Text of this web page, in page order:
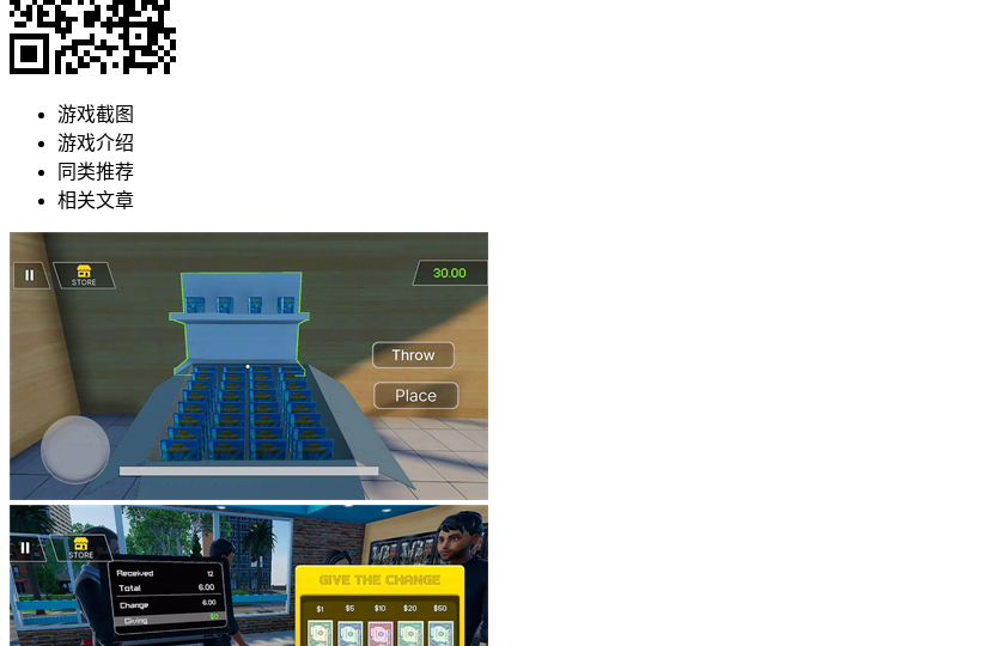
游戏截图
游戏介绍
同类推荐
相关文章